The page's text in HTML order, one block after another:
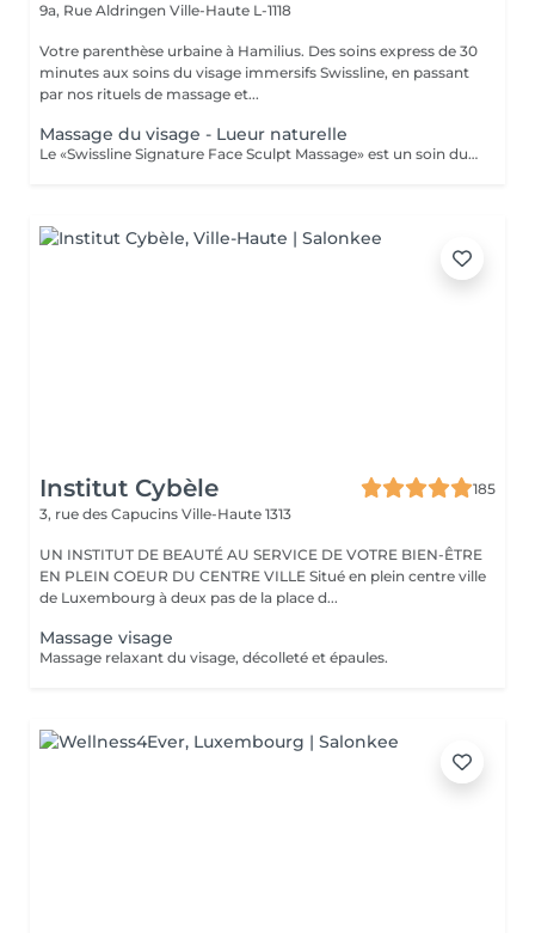
9a, Rue Aldringen Ville-Haute L-1118
Votre parenthèse urbaine à Hamilius. Des soins express de 30
minutes aux soins du visage immersifs Swissline, en passant
par nos rituels de massage et...
Massage du visage - Lueur naturelle
Le «Swissline Signature Face Sculpt Massage» est un soin du visage extrêmement innovant, original et technique. Ce traitement rythmé, à la fois profond et relaxant, combine travail respiratoire, drainage lymphatique manuel (MLD), relâchement musculaire et manipulation fasciale, associés aux techniques de modelage avancées caractéristiques d'Anna Tsankova. Le soin stimule le drainage lymphatique et la circulation, soulage les tensions musculaires, affine les contours du visage et réactive la production de collagène. Ce traitement innovant donne aux clients la sensation que leur visage s'est «ouvert», débarrassé de ses blocages, avec un effet de remise en forme visible, des rides d'expression lissées et une circulation améliorée, pour un teint renouvelé et une véritable éclat.
Institut Cybèle
185
3, rue des Capucins Ville-Haute 1313
UN INSTITUT DE BEAUTÉ AU SERVICE DE VOTRE BIEN-ÊTRE
EN PLEIN COEUR DU CENTRE VILLE Situé en plein centre ville
de Luxembourg à deux pas de la place d...
Massage visage
Massage relaxant du visage, décolleté et épaules.